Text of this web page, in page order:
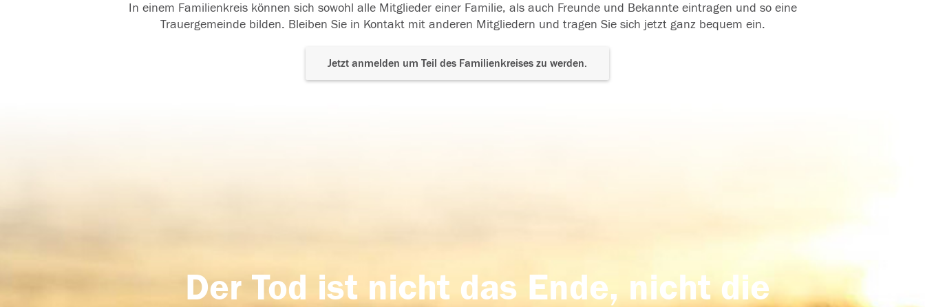
In einem Familienkreis können sich sowohl alle Mitglieder einer Familie, als auch Freunde und Bekannte eintragen und so eine
Trauergemeinde bilden. Bleiben Sie in Kontakt mit anderen Mitgliedern und tragen Sie sich jetzt ganz bequem ein.
Jetzt anmelden um Teil des Familienkreises zu werden.
Der Tod ist nicht das Ende, nicht die